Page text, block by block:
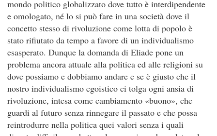
mondo politico globalizzato dove tutto è interdipendente
e omologato, né lo si può fare in una società dove il
concetto stesso di rivoluzione come lotta di popolo è
stato rifiutato da tempo a favore di un individualismo
esasperato. Dunque la domanda di Eliade pone un
problema ancora attuale alla politica ed alle religioni su
dove possiamo e dobbiamo andare e se è giusto che il
nostro individualismo egoistico ci tolga ogni ansia di
rivoluzione, intesa come cambiamento «buono», che
guardi al futuro senza rinnegare il passato e che possa
reintrodurre nella politica quei valori senza i quali